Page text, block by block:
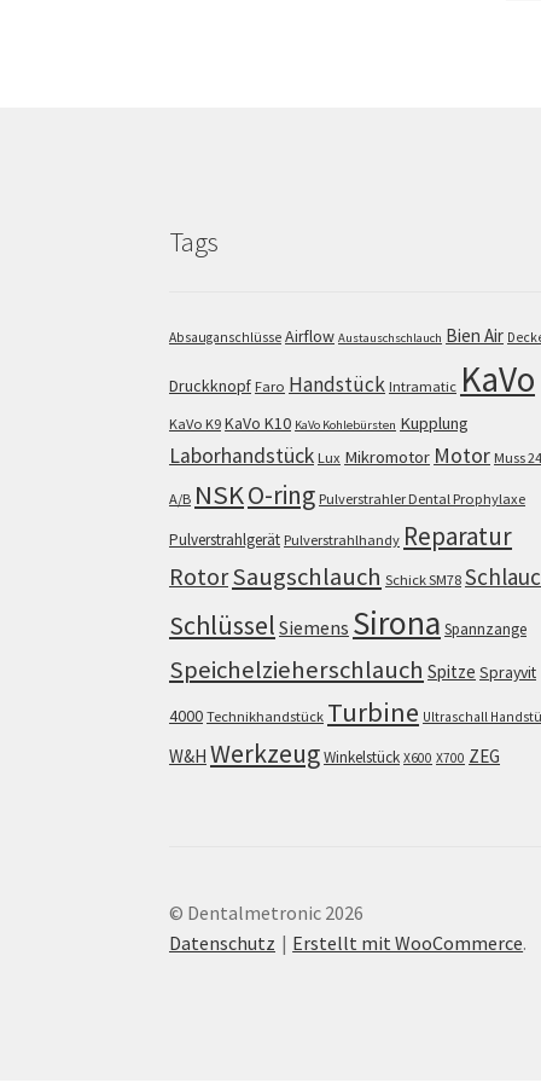
Tags
Absauganschlüsse Airflow Austauschschlauch Bien Air
Druckknopf Faro Handstück Intramatic KaVo
KaVo K9 KaVo K10 KaVo Kohlebürsten Kupplung
Laborhandstück Lux Mikromotor Motor Muss
A/B NSKO-ring Pulverstrahler Dental Prophylaxe
Pulverstrahlgerät Pulverstrahlhandy Reparatur
RotorSaugschlauch Schick SM78
Schlüssel Siemens Sirona Spannzange
Speichelzieherschlauch Spitze Sprayvit
4000 Technikhandstück Turbine Ultraschall
W&H WerkzeugWinkelstück X600 X700 ZEG
© Dentalmetronic 2026
Datenschutz
Erstellt mit WooCommerce.